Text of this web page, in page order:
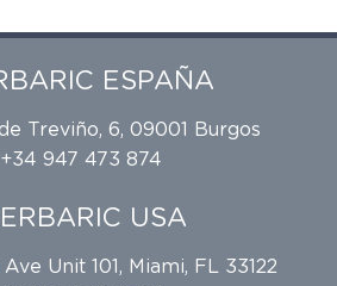
ESPAÑA
Treviño, 6, 09001 Burgos
+34 947 473 874
USA
Unit 101, Miami, FL 33122